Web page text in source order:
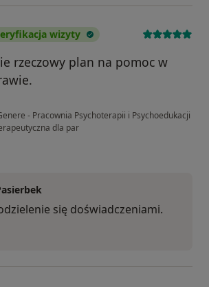
wizyty
rzeczowy plan na pomoc w
- Pracownia Psychoterapii i Psychoedukacji
dla par
K
się doświadczeniami.